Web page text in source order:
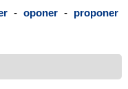
- oponer - proponer